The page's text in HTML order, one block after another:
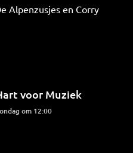
Alpenzusjes en Corry
voor Muziek
om 12:00